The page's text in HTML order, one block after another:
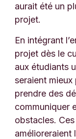
aurait été un
projet.
En intégrant
projet dès le
aux étudiants
seraient mieux
prendre des
communiquer
obstacles.
amélioreraient